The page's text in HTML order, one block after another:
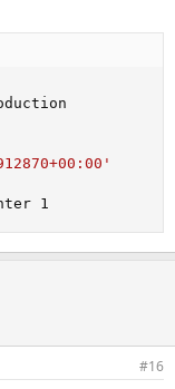
1
#16